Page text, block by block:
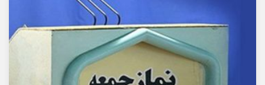
نخستین بیمارستان چشم‌پزشکی سمنان در مسیر بهره‌برداری